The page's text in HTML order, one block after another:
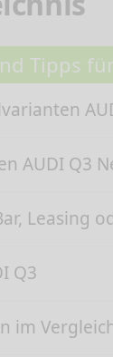
Tipps
AUDI Q3
Leasing
Q3
im